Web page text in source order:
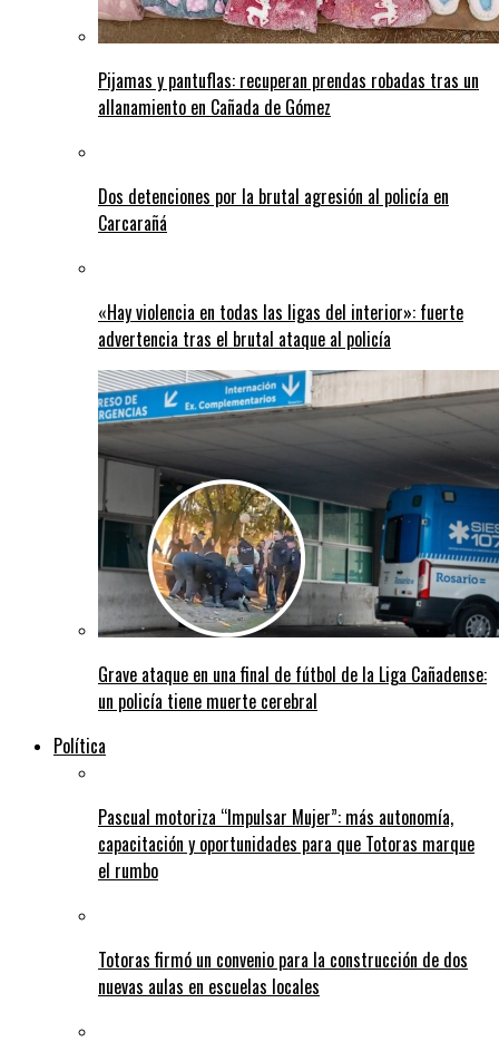
Pijamas y pantuflas: recuperan prendas robadas tras un
allanamiento en Cañada de Gómez
Dos detenciones por la brutal agresión al policía en
Carcarañá
«Hay violencia en todas las ligas del interior»: fuerte
advertencia tras el brutal ataque al policía
Grave ataque en una final de fútbol de la Liga Cañadense:
un policía tiene muerte cerebral
Política
Pascual motoriza “Impulsar Mujer”: más autonomía,
capacitación y oportunidades para que Totoras marque
el rumbo
Totoras firmó un convenio para la construcción de dos
nuevas aulas en escuelas locales